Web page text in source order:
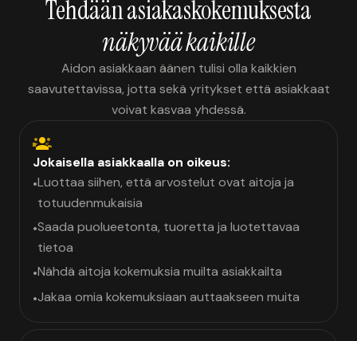
Tehdään asiakaskokemuksesta
näkyvää kaikille
Aidon asiakkaan äänen tulisi olla kaikkien
saavutettavissa, jotta sekä yritykset että asiakkaat
voivat kasvaa yhdessä.
Jokaisella asiakkaalla on oikeus:
•Luottaa siihen, että arvostelut ovat aitoja ja
totuudenmukaisia
•Saada puolueetonta, tuoretta ja luotettavaa
tietoa
•Nähdä aitoja kokemuksia muilta asiakkailta
•Jakaa omia kokemuksiaan auttaakseen muita